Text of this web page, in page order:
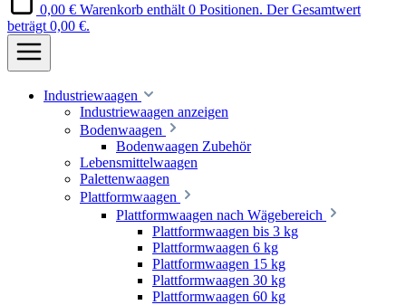
0,00 € Warenkorb enthält 0 Positionen. Der Gesamtwert
beträgt 0,00 €.
Industriewaagen
Industriewaagen anzeigen
Bodenwaagen
Bodenwaagen Zubehör
Lebensmittelwaagen
Palettenwaagen
Plattformwaagen
Plattformwaagen nach Wägebereich
Plattformwaagen bis 3 kg
Plattformwaagen 6 kg
Plattformwaagen 15 kg
Plattformwaagen 30 kg
Plattformwaagen 60 kg